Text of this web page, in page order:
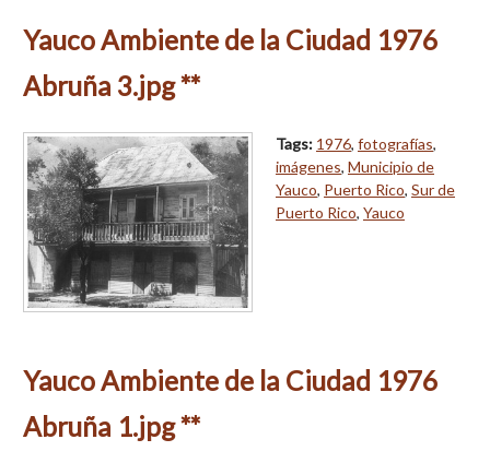
Yauco Ambiente de la Ciudad 1976
Abruña 3.jpg **
Tags: 1976, fotografías,
imágenes, Municipio de
Yauco, Puerto Rico, Sur de
Puerto Rico, Yauco
Yauco Ambiente de la Ciudad 1976
Abruña 1.jpg **